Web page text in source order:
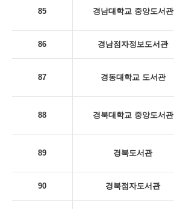
85 경남대학교 중앙도서관
86 경남점자정보도서관
87 경동대학교 도서관
88 경북대학교 중앙도서관
89 경북도서관
90 경북점자도서관